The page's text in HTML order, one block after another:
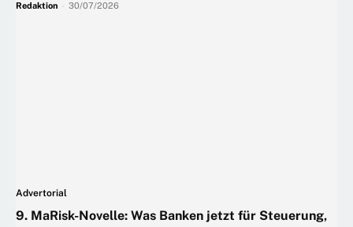
Redaktion 30/07/2026
Advertorial
9. MaRisk-Novelle: Was Banken jetzt für Steuerung,